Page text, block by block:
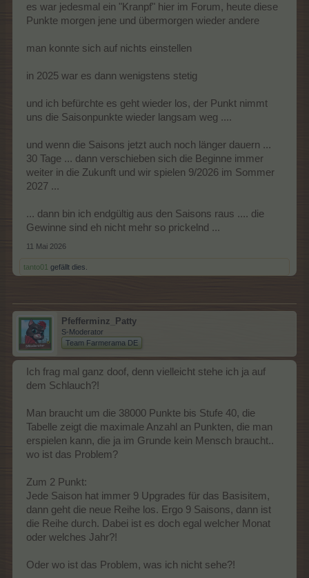
es war jedesmal ein "Kranpf" hier im Forum, heute diese
Punkte morgen jene und übermorgen wieder andere
man konnte sich auf nichts einstellen
in 2025 war es dann wenigstens stetig
und ich befürchte es geht wieder los, der Punkt nimmt
uns die Saisonpunkte wieder langsam weg ....
und wenn die Saisons jetzt auch noch länger dauern ...
30 Tage ... dann verschieben sich die Beginne immer
weiter in die Zukunft und wir spielen 9/2026 im Sommer
2027 ...
... dann bin ich endgültig aus den Saisons raus .... die
Gewinne sind eh nicht mehr so prickelnd ...
11 Mai 2026
tanto01 gefällt dies.
Pfefferminz_Patty
S-Moderator
Team Farmerama DE
Ich frag mal ganz doof, denn vielleicht stehe ich ja auf
dem Schlauch?!
Man braucht um die 38000 Punkte bis Stufe 40, die
Tabelle zeigt die maximale Anzahl an Punkten, die man
erspielen kann, die ja im Grunde kein Mensch braucht..
wo ist das Problem?
Zum 2 Punkt:
Jede Saison hat immer 9 Upgrades für das Basisitem,
dann geht die neue Reihe los. Ergo 9 Saisons, dann ist
die Reihe durch. Dabei ist es doch egal welcher Monat
oder welches Jahr?!
Oder wo ist das Problem, was ich nicht sehe?!